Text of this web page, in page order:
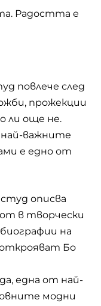
Радостта е
повлече след
прожекции
ли още не.
важните
е едно от
описва
в творчески
на
Бо
една от най-
модни